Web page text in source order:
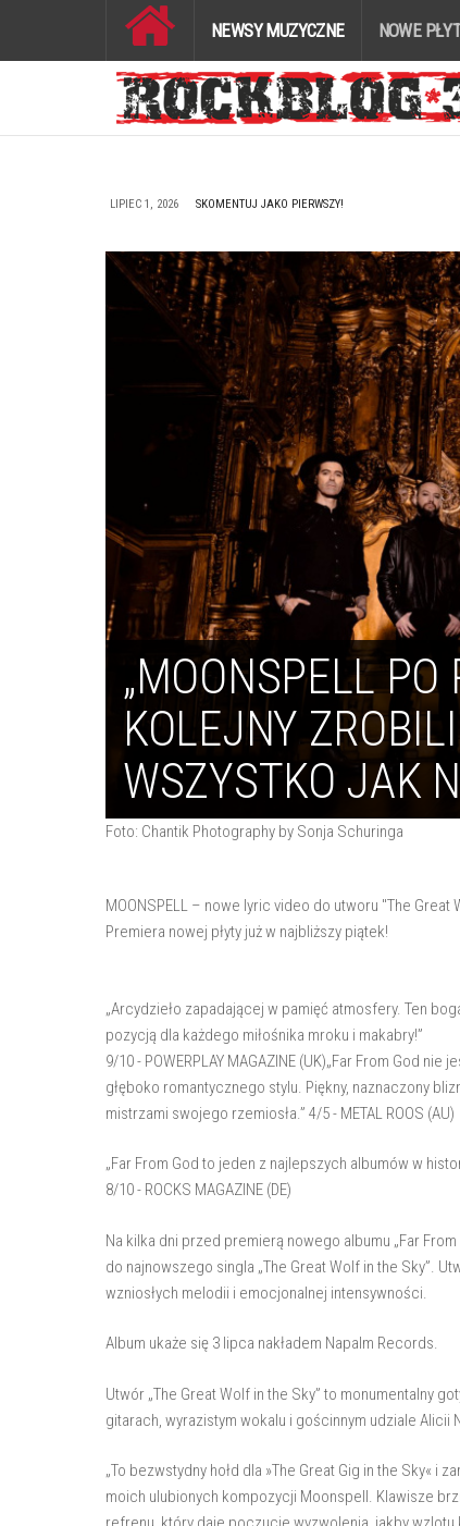
NEWSY MUZYCZNE NOWE
LIPIEC 1, 2026 SKOMENTUJ JAKO PIERWSZY!
„MOONSPELL PO
KOLEJNY ZROBILI
WSZYSTKO JAK
Foto: Chantik Photography by Sonja Schuringa
MOONSPELL – nowe lyric video do utworu "The
Premiera nowej płyty już w najbliższy piątek!
„Arcydzieło zapadającej w pamięć atmosfery. Ten
pozycją dla każdego miłośnika mroku i makabry!”
9/10 - POWERPLAY MAGAZINE (UK)„Far From God
głęboko romantycznego stylu. Piękny, naznaczony
mistrzami swojego rzemiosła.” 4/5 - METAL ROOS (AU)
„Far From God to jeden z najlepszych albumów w
8/10 - ROCKS MAGAZINE (DE)
Na kilka dni przed premierą nowego albumu „Far
do najnowszego singla „The Great Wolf in the Sky”.
wzniosłych melodii i emocjonalnej intensywności.
Album ukaże się 3 lipca nakładem Napalm Records.
Utwór „The Great Wolf in the Sky” to monumentalny
gitarach, wyrazistym wokalu i gościnnym udziale
„To bezwstydny hołd dla »The Great Gig in the Sky«
moich ulubionych kompozycji Moonspell. Klawisze